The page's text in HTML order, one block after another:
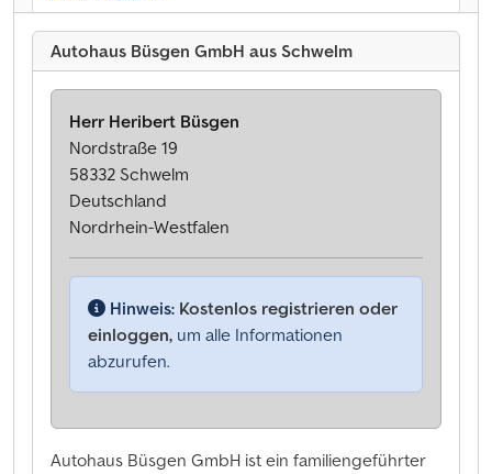
Autohaus Büsgen GmbH aus Schwelm
Autohaus Büsgen GmbH ist ein familiengeführter
Herr Heribert Büsgen
Nordstraße 19
58332 Schwelm
Deutschland
Nordrhein-Westfalen
Hinweis: Kostenlos registrieren oder
einloggen, um alle Informationen
abzurufen.